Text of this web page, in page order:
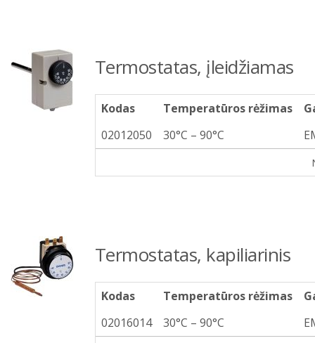
Termostatas, įleidžiamas
Kodas Temperatūros rėžimas
02012050
30°C – 90°C
Termostatas, kapiliarinis
Kodas Temperatūros rėžimas
02016014
30°C – 90°C